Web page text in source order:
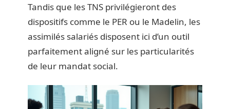
Tandis que les TNS privilégieront des
dispositifs comme le PER ou le Madelin, les
assimilés salariés disposent ici d’un outil
parfaitement aligné sur les particularités
de leur mandat social.